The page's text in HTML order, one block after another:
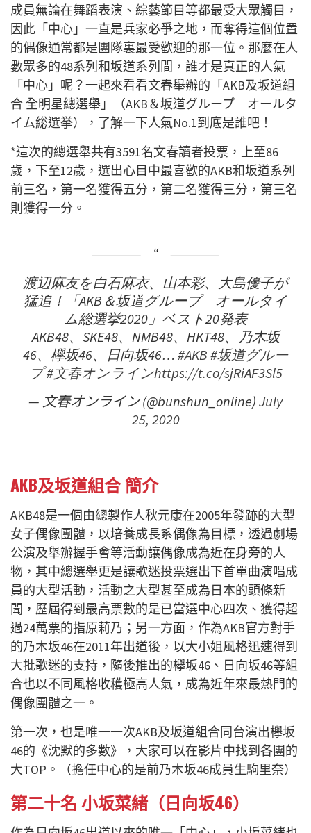
成員無論在舞蹈表演、綜藝節目等都最受大眾觸目，
因此「中心」一直是兵家必爭之地，而奪得這個位置
的偶像通常都是團隊裏最受歡迎的那一位。那麼在人
數眾多的48系列和坂道系列間，誰才是真正的人氣
「中心」呢？一起來看看文春舉辦的「AKB及坂道組
合 全明星總選舉」（AKB＆坂道グループ オールタ
イム総選挙），了解一下人氣No.1到底是誰吧！
*這次的總選舉共有3591名文春讀者投票，上至86
歲，下至12歲，選出心目中最喜歡的AKB和坂道系列
前三名，第一名獲得五分，第二名獲得三分，第三名
則獲得一分。
渡辺麻友を白石麻衣、山本彩、大島優子が
猛追！「AKB＆坂道グループ オールタイ
ム総選挙2020」ベスト20発表
AKB48、SKE48、NMB48、HKT48、乃木坂
46、欅坂46、日向坂46…#AKB#坂道グルー
プ#文春オンラインhttps://t.co/sjRiAF3Sl5
— 文春オンライン (@bunshun_online)July
25, 2020
AKB及坂道組合 簡介
AKB48是一個由總製作人秋元康在2005年發跡的大型
女子偶像團體，以培養成長系偶像為目標，透過劇場
公演及舉辦握手會等活動讓偶像成為近在身旁的人
物，其中總選舉更是讓歌迷投票選出下首單曲演唱成
員的大型活動，活動之大型甚至成為日本的頭條新
聞，歷屆得到最高票數的是已當選中心四次、獲得超
過24萬票的指原莉乃；另一方面，作為AKB官方對手
的乃木坂46在2011年出道後，以大小姐風格迅速得到
大批歌迷的支持，隨後推出的欅坂46、日向坂46等組
合也以不同風格收穫極高人氣，成為近年來最熱門的
偶像團體之一。
第一次，也是唯一一次AKB及坂道組合同台演出欅坂
46的《沈默的多數》，大家可以在影片中找到各團的
大TOP。（擔任中心的是前乃木坂46成員生駒里奈）
第二十名 小坂菜緒（日向坂46）